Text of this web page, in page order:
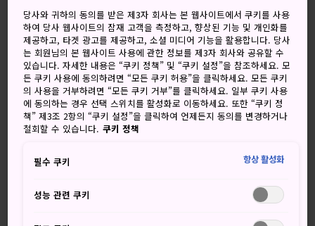
키워드 지도
도시에서 벗어난 한적한 곳에 자리
한 협곡이 품은 수정처럼 맑은 물과
고목
고대 삼나무 숲 깊은 곳에 자리 잡고 있는 멋진 쓰케치 협곡은,
근처나고야
와 일본 내 다른 도심의 혼잡함에서 벗어나 휴
식을 취할 수 있는 곳입니다.
오시는 길
당사와 귀하의 동의를 받은 제3자 회사는 본 웹사이트에서 쿠키를 사용
하여 당사 웹사이트의 잠재 고객을 측정하고, 향상된 기능 및 개인화를
제공하고, 타겟 광고를 제공하고, 소셜 미디어 기능을 활용합니다. 당사
는 회원님의 본 웹사이트 사용에 관한 정보를 제3자 회사와 공유할 수
있습니다. 자세한 내용은 “쿠키 정책” 및 “쿠키 설정”을 참조하세요. 모
든 쿠키 사용에 동의하려면 “모든 쿠키 허용”을 클릭하세요. 모든 쿠키
의 사용을 거부하려면 “모든 쿠키 거부”를 클릭하세요. 일부 쿠키 사용
에 동의하는 경우 선택 스위치를 활성화로 이동하세요. 또한 “쿠키 정
책” 제3조 2항의 “쿠키 설정”을 클릭하여 언제든지 동의를 변경하거나
철회할 수 있습니다. 쿠키 정책
필수 쿠키 항상 활성화
성능 관련 쿠키